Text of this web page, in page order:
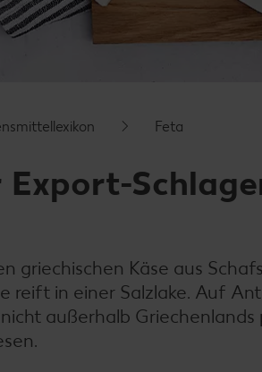
Feta
Export-
griechischen Käse aus
reift in einer Salzlake. Auf
außerhalb